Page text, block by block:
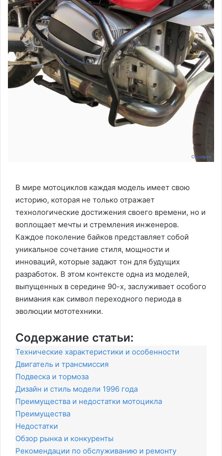
В мире мотоциклов каждая модель имеет свою
историю, которая не только отражает
технологические достижения своего времени, но и
воплощает мечты и стремления инженеров.
Каждое поколение байков представляет собой
уникальное сочетание стиля, мощности и
инноваций, которые задают тон для будущих
разработок. В этом контексте одна из моделей,
выпущенных в середине 90-х, заслуживает особого
внимания как символ переходного периода в
эволюции мототехники.
Содержание статьи:
Технические характеристики и особенности
Двигатель и трансмиссия
Подвеска и тормоза
Дизайн и стиль модели 1996 года
Преимущества и недостатки мотоцикла
Преимущества
Недостатки
Обзор рынка и конкуренты
Рекомендации по обслуживанию и ремонту